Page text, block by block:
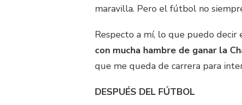
maravilla. Pero el fútbol no
Respecto a mí, lo que puedo
con mucha hambre de ganar la
que me queda de carrera para
DESPUÉS DEL FÚTBOL